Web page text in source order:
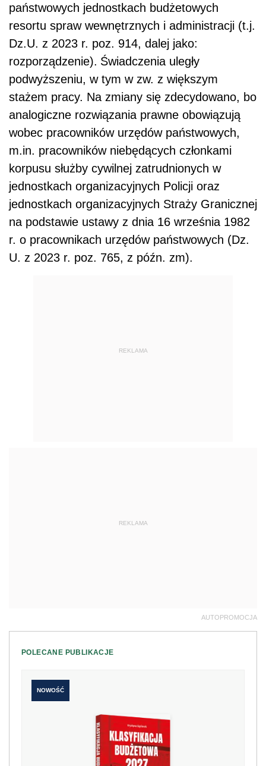
państwowych jednostkach budżetowych
resortu spraw wewnętrznych i administracji (t.j.
Dz.U. z 2023 r. poz. 914, dalej jako:
rozporządzenie). Świadczenia uległy
podwyższeniu, w tym w zw. z większym
stażem pracy. Na zmiany się zdecydowano, bo
analogiczne rozwiązania prawne obowiązują
wobec pracowników urzędów państwowych,
m.in. pracowników niebędących członkami
korpusu służby cywilnej zatrudnionych w
jednostkach organizacyjnych Policji oraz
jednostkach organizacyjnych Straży Granicznej
na podstawie ustawy z dnia 16 września 1982
r. o pracownikach urzędów państwowych (Dz.
U. z 2023 r. poz. 765, z późn. zm).
REKLAMA
REKLAMA
AUTOPROMOCJA
POLECANE PUBLIKACJE
NOWOŚĆ